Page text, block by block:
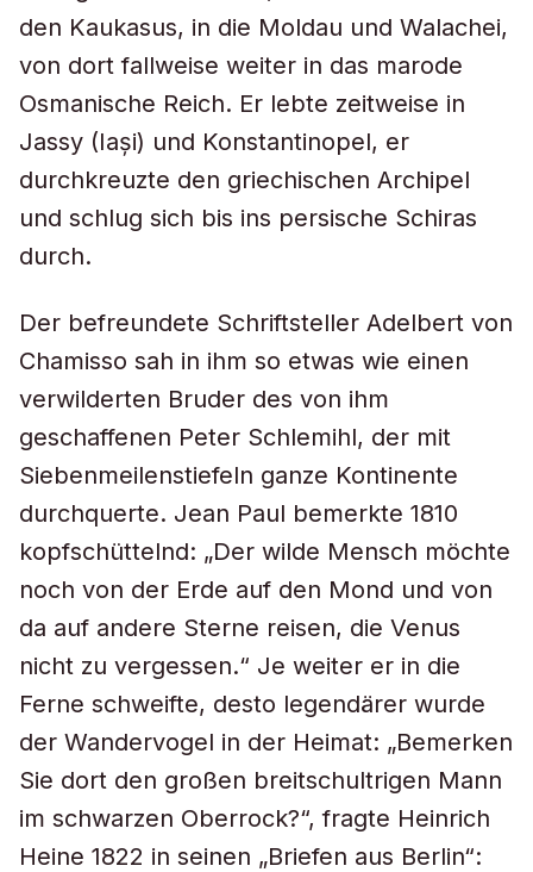
den Kaukasus, in die Moldau und Walachei,
von dort fallweise weiter in das marode
Osmanische Reich. Er lebte zeitweise in
Jassy (Iași) und Konstantinopel, er
durchkreuzte den griechischen Archipel
und schlug sich bis ins persische Schiras
durch.
Der befreundete Schriftsteller Adelbert von
Chamisso sah in ihm so etwas wie einen
verwilderten Bruder des von ihm
geschaffenen Peter Schlemihl, der mit
Siebenmeilenstiefeln ganze Kontinente
durchquerte. Jean Paul bemerkte 1810
kopfschüttelnd: „Der wilde Mensch möchte
noch von der Erde auf den Mond und von
da auf andere Sterne reisen, die Venus
nicht zu vergessen.“ Je weiter er in die
Ferne schweifte, desto legendärer wurde
der Wandervogel in der Heimat: „Bemerken
Sie dort den großen breitschultrigen Mann
im schwarzen Oberrock?“, fragte Heinrich
Heine 1822 in seinen „Briefen aus Berlin“: